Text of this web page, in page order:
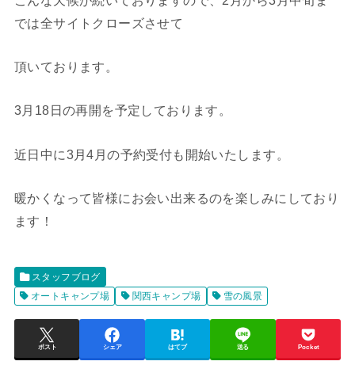
では全サイトクローズさせて
頂いております。
3月18日の再開を予定しております。
近日中に3月4月の予約受付も開始いたします。
暖かくなって皆様にお会い出来るのを楽しみにしており
ます！
スタッフブログ
オートキャンプ場
関西キャンプ場 雪の風景
ポスト シェア はてブ 送る Pocket